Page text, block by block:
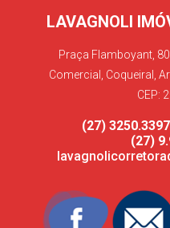
LAVAGNOLI
Praça Flamboyant,
Comercial, Coqueiral,
CEP:
(27)
(27)